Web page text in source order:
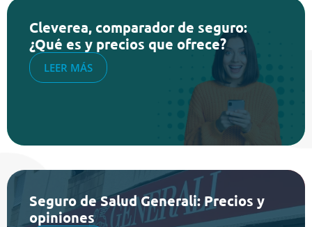
Cleverea, comparador de seguro:
¿Qué es y precios que ofrece?
LEER MÁS
Seguro de Salud Generali: Precios y
opiniones